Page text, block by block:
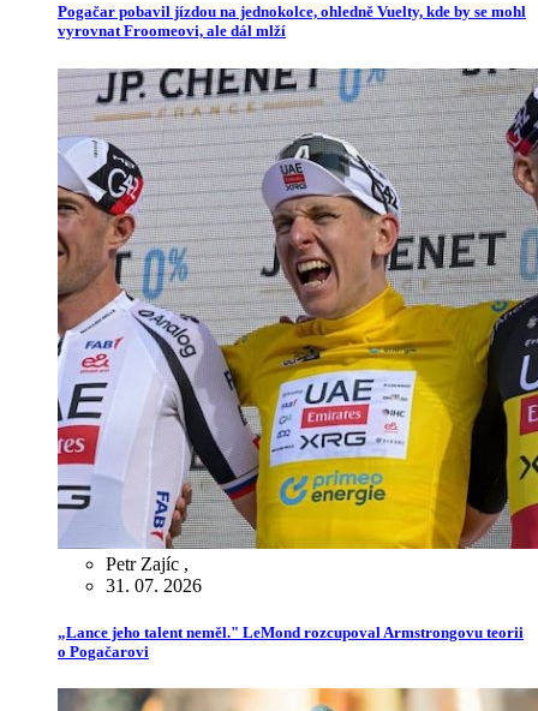
Pogačar pobavil jízdou na jednokolce, ohledně Vuelty, kde by se mohl
vyrovnat Froomeovi, ale dál mlží
Petr Zajíc ,
31. 07. 2026
„Lance jeho talent neměl." LeMond rozcupoval Armstrongovu teorii
o Pogačarovi